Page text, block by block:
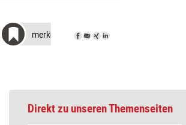
merken
Direkt zu unseren Themenseiten